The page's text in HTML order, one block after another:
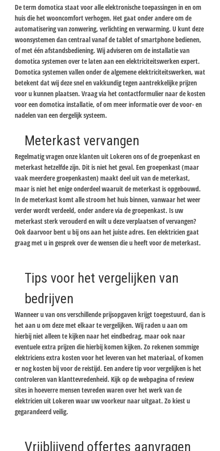
De term domotica staat voor alle elektronische toepassingen in en om
huis die het wooncomfort verhogen. Het gaat onder andere om de
automatisering van zonwering, verlichting en verwarming. U kunt deze
woonsystemen dan centraal vanaf de tablet of smartphone bedienen,
of met één afstandsbediening. Wij adviseren om de installatie van
domotica systemen over te laten aan een elektriciteitswerken expert.
Domotica systemen vallen onder de algemene elektriciteitswerken, wat
betekent dat wij deze snel en vakkundig tegen aantrekkelijke prijzen
voor u kunnen plaatsen. Vraag via het contactformulier naar de kosten
voor een domotica installatie, of om meer informatie over de voor- en
nadelen van een dergelijk systeem.
Meterkast vervangen
Regelmatig vragen onze klanten uit Lokeren ons of de groepenkast en
meterkast hetzelfde zijn. Dit is niet het geval. Een groepenkast (maar
vaak meerdere groepenkasten) maakt deel uit van de meterkast,
maar is niet het enige onderdeel waaruit de meterkast is opgebouwd.
In de meterkast komt alle stroom het huis binnen, vanwaar het weer
verder wordt verdeeld, onder andere via de groepenkast. Is uw
meterkast sterk verouderd en wilt u deze verplaatsen of vervangen?
Ook daarvoor bent u bij ons aan het juiste adres. Een elektricien gaat
graag met u in gesprek over de wensen die u heeft voor de meterkast.
Tips voor het vergelijken van
bedrijven
Wanneer u van ons verschillende prijsopgaven krijgt toegestuurd, dan is
het aan u om deze met elkaar te vergelijken. Wij raden u aan om
hierbij niet alleen te kijken naar het eindbedrag, maar ook naar
eventuele extra prijzen die hierbij komen kijken. Zo rekenen sommige
elektriciens extra kosten voor het leveren van het materiaal, of komen
er nog kosten bij voor de reistijd. Een andere tip voor vergelijken is het
controleren van klanttevredenheid. Kijk op de webpagina of review
sites in hoeverre mensen tevreden waren over het werk van de
elektricien uit Lokeren waar uw voorkeur naar uitgaat. Zo kiest u
gegarandeerd veilig.
Vrijblijvend offertes aanvragen